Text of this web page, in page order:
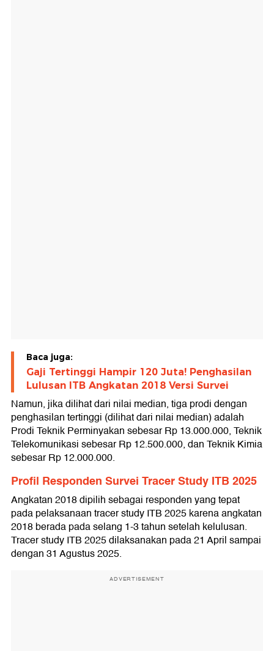
Baca juga:
Gaji Tertinggi Hampir 120 Juta! Penghasilan
Lulusan ITB Angkatan 2018 Versi Survei
Namun, jika dilihat dari nilai median, tiga prodi dengan
penghasilan tertinggi (dilihat dari nilai median) adalah
Prodi Teknik Perminyakan sebesar Rp 13.000.000, Teknik
Telekomunikasi sebesar Rp 12.500.000, dan Teknik Kimia
sebesar Rp 12.000.000.
Profil Responden Survei Tracer Study ITB 2025
Angkatan 2018 dipilih sebagai responden yang tepat
pada pelaksanaan tracer study ITB 2025 karena angkatan
2018 berada pada selang 1-3 tahun setelah kelulusan.
Tracer study ITB 2025 dilaksanakan pada 21 April sampai
dengan 31 Agustus 2025.
ADVERTISEMENT